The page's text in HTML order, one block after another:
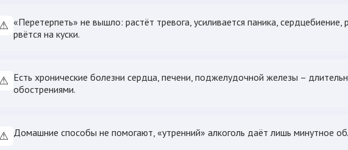
⚠ «Перетерпеть» не вышло: растёт тревога, усиливается паника, сердцебиение,
рвётся на куски.
⚠ Есть хронические болезни сердца, печени, поджелудочной железы –
обострениями.
⚠ Домашние способы не помогают, «утренний» алкоголь даёт лишь минутное